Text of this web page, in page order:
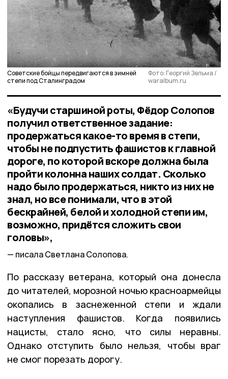
Советские бойцы передвигаются в зимней
степи под Сталинградом
Фото: Георгий Зельма /
waralbum.ru
«Будучи старшиной роты, Фёдор Солопов
получил ответственное задание:
продержаться какое-то время в степи,
чтобы не подпустить фашистов к главной
дороге, по которой вскоре должна была
пройти колонна наших солдат. Сколько
надо было продержаться, никто из них не
знал, но все понимали, что в этой
бескрайней, белой и холодной степи им,
возможно, придётся сложить свои
головы»,
писала Светлана Солопова.
По рассказу ветерана, который она донесла
до читателей, морозной ночью красноармейцы
окопались в заснеженной степи и ждали
наступления фашистов. Когда появились
нацисты, стало ясно, что силы неравны.
Однако отступить было нельзя, чтобы враг
не смог порезать дорогу.